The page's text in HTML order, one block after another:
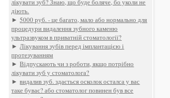
лікувати зуб? Знаю, що буде боляче, бо уколи не
діють.
►5000 руб. - це багато, мало або нормально для
процедури видалення зубного каменю
ультразвуком в приватній стоматології?
►Лікування зубів перед імплантацією і
протезуванням
►Відпускають чи з роботи, якщо потрібно
лікувати зуб у стоматолога?
►видалив зуб. здається осколок осталса у вас
таке буває? або стоматолог повинен був все